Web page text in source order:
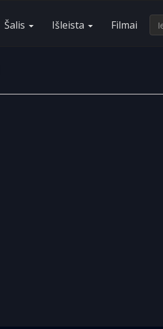
Šalis Išleista Filmai